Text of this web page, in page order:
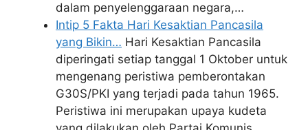
dalam penyelenggaraan negara,…
Intip 5 Fakta Hari Kesaktian Pancasila
yang Bikin… Hari Kesaktian Pancasila
diperingati setiap tanggal 1 Oktober untuk
mengenang peristiwa pemberontakan
G30S/PKI yang terjadi pada tahun 1965.
Peristiwa ini merupakan upaya kudeta